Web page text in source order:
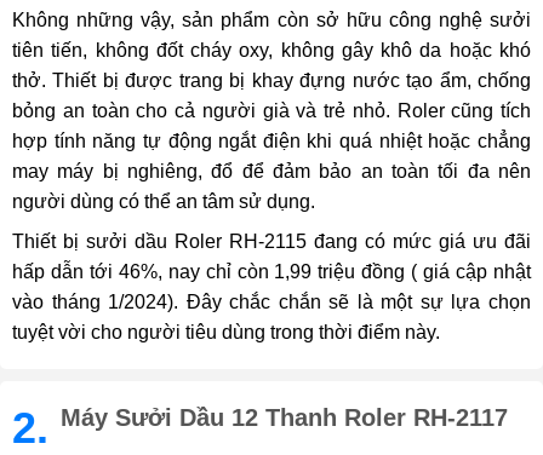
Không những vậy, sản phẩm còn sở hữu công nghệ sưởi
tiên tiến, không đốt cháy oxy, không gây khô da hoặc khó
thở. Thiết bị được trang bị khay đựng nước tạo ẩm, chống
bỏng an toàn cho cả người già và trẻ nhỏ. Roler cũng tích
hợp tính năng tự động ngắt điện khi quá nhiệt hoặc chẳng
may máy bị nghiêng, đổ để đảm bảo an toàn tối đa nên
người dùng có thể an tâm sử dụng.
Thiết bị sưởi dầu Roler RH-2115 đang có mức giá ưu đãi
hấp dẫn tới 46%, nay chỉ còn 1,99 triệu đồng ( giá cập nhật
vào tháng 1/2024). Đây chắc chắn sẽ là một sự lựa chọn
tuyệt vời cho người tiêu dùng trong thời điểm này.
2. Máy Sưởi Dầu 12 Thanh Roler RH-2117